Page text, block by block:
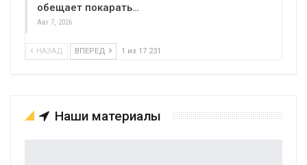
обещает покарать…
Авг 7, 2026
НАЗАД ВПЕРЕД 1 из 17 231
Наши материалы